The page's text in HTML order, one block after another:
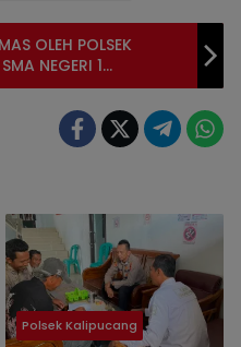
OLEH POLSEK
NEGERI 1
Polsek Kalipucang